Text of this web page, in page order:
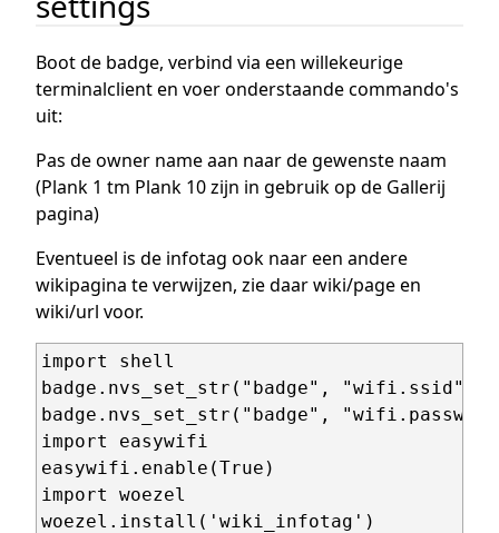
Boot de badge, verbind via een willekeurige
terminalclient en voer onderstaande commando's
uit:
Pas de owner name aan naar de gewenste naam
(Plank 1 tm Plank 10 zijn in gebruik op de Gallerij
pagina)
Eventueel is de infotag ook naar een andere
wikipagina te verwijzen, zie daar wiki/page en
wiki/url voor.
import shell
badge.nvs_set_str("badge", "wifi.ssid",
badge.nvs_set_str("badge",
import easywifi
easywifi.enable(True)
import woezel
woezel.install('wiki_infotag')